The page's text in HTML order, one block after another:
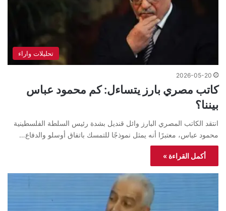
تحليلات واراء
2026-05-20
كاتب مصري بارز يتساءل: كم محمود عباس
بيننا؟
انتقد الكاتب المصري البارز وائل قنديل بشدة رئيس السلطة الفلسطينية
محمود عباس، معتبرًا أنه يمثل نموذجًا للتمسك باتفاق أوسلو والدفاع…
أكمل القراءة »